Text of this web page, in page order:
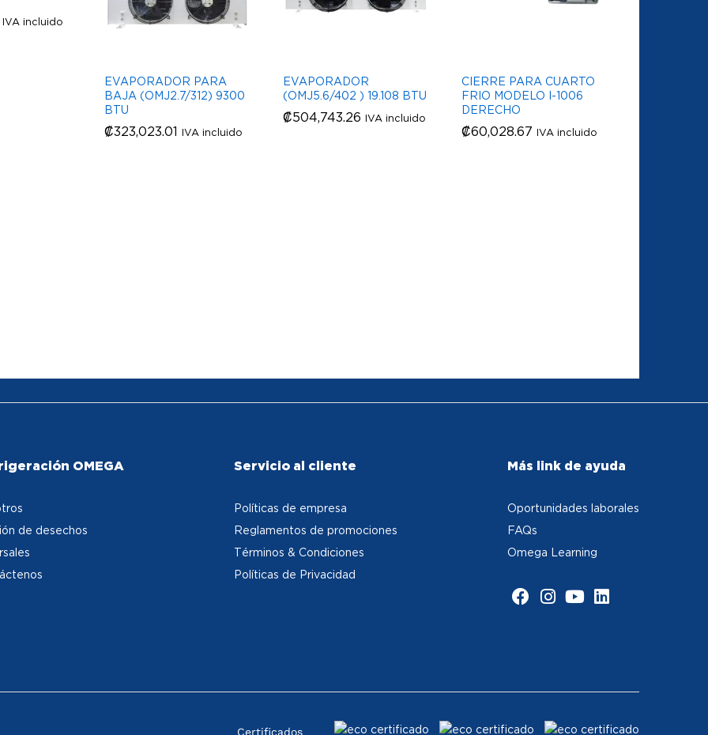
IVA incluido
EVAPORADOR PARA
BAJA (OMJ2.7/312) 9300
BTU
₡323,023.01 IVA incluido
₡323,023.01
EVAPORADOR
(OMJ5.6/402 ) 19.108 BTU
₡504,743.26 IVA incluido
₡504,743.26
CIERRE PARA CUARTO
FRIO MODELO I-1006
DERECHO
₡60,028.67 IVA incluido
₡60,028.67
OMEGA
de desechos
Servicio al cliente
Políticas de empresa
Reglamentos de promociones
Términos & Condiciones
Políticas de Privacidad
Más link de ayuda
Oportunidades laborales
FAQs
Omega Learning
Certificados